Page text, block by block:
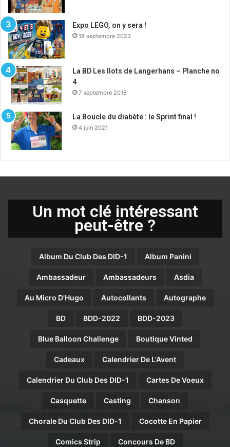
Expo LEGO, on y sera !
18 septembre 2023
La BD Les Ilots de Langerhans – Planche no
4
7 septembre 2018
La Boucle du diabète : le Sprint final !
4 juin 2021
Un mot clé intéressant
peut-être ?
Album Du Club Des DID-1 Album Panini
Ambassadeur Ambassadeurs Asdia
Au Micro D'Hugo Autocollants Autographe
BD BDD-2022 BDD-2023
Blue Balloon Challenge Boutique Vinted
Cadeaux Calendrier De L'Avent
Calendrier Du Club Des DID-1 Cartes De Voeux
Casquette Casting Chanson
Chorale Du Club Des DID-1 Cocotte En Papier
Comics Strip Concours De BD